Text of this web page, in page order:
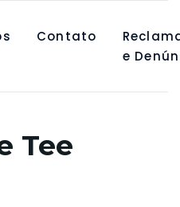
Contato
e
Tee